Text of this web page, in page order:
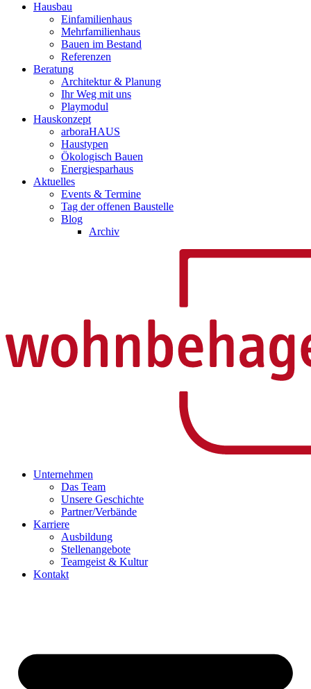
Hausbau
Einfamilienhaus
Mehrfamilienhaus
Bauen im Bestand
Referenzen
Beratung
Architektur & Planung
Ihr Weg mit uns
Playmodul
Hauskonzept
arboraHAUS
Haustypen
Ökologisch Bauen
Energiesparhaus
Aktuelles
Events & Termine
Tag der offenen Baustelle
Blog
Archiv
Unternehmen
Das Team
Unsere Geschichte
Partner/Verbände
Karriere
Ausbildung
Stellenangebote
Teamgeist & Kultur
Kontakt